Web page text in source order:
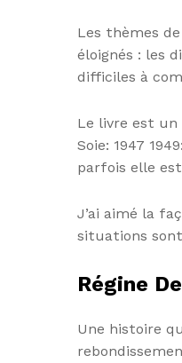
Les thèmes
éloignés : les
difficiles à
Le livre est un
Soie: 1947
parfois elle
J’ai aimé la
situations
Régine
Une histoire